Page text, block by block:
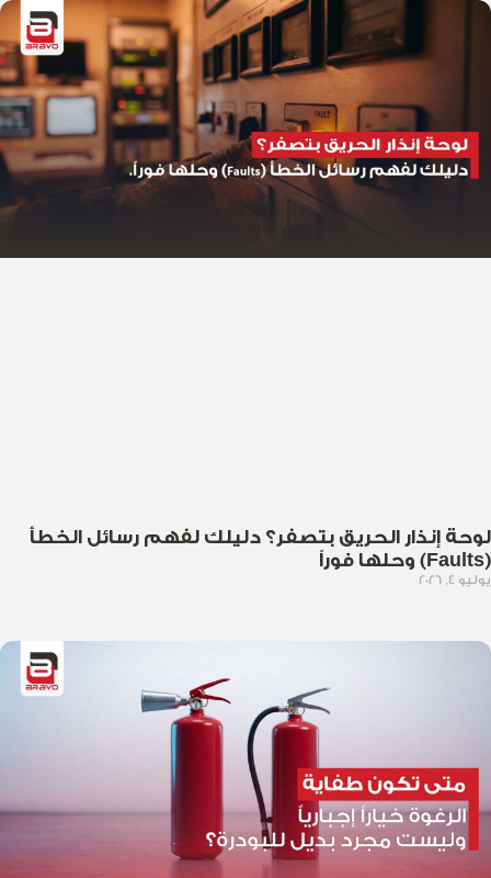
لوحة إنذار الحريق بتصفر؟ دليلك لفهم رسائل الخطأ
(Faults) وحلها فوراً
يوليو 4, 2026